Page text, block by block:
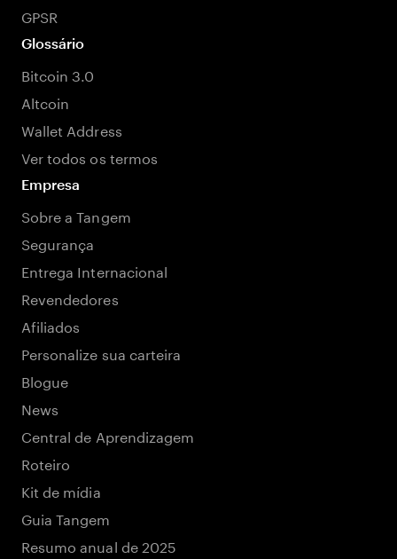
GPSR
Glossário
Bitcoin 3.0
Altcoin
Wallet Address
Ver todos os termos
Empresa
Sobre a Tangem
Segurança
Entrega Internacional
Revendedores
Afiliados
Personalize sua carteira
Blogue
News
Central de Aprendizagem
Roteiro
Kit de mídia
Guia Tangem
Resumo anual de 2025